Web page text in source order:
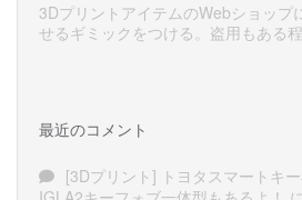
3DプリントアイテムのWebショップ
せるギミックをつける。盗用もある程
最近のコメント
[3Dプリント] トヨタスマートキー